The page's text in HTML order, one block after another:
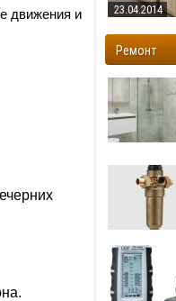
движения и
23.04.2014
Ремонт